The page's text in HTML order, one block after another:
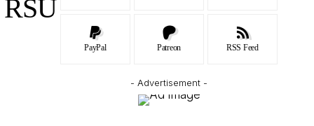
PayPal Patreon RSS Feed
- Advertisement -